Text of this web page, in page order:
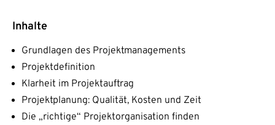
Inhalte
Grundlagen des Projektmanagements
Projektdefinition
Klarheit im Projektauftrag
Projektplanung: Qualität, Kosten und Zeit
Die „richtige“ Projektorganisation finden